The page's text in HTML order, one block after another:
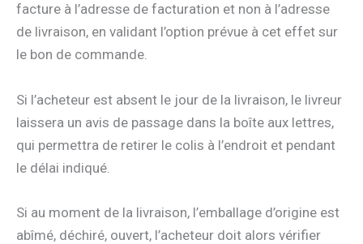
facture à l’adresse de facturation et non à l’adresse
de livraison, en validant l’option prévue à cet effet sur
le bon de commande.
Si l’acheteur est absent le jour de la livraison, le livreur
laissera un avis de passage dans la boîte aux lettres,
qui permettra de retirer le colis à l’endroit et pendant
le délai indiqué.
Si au moment de la livraison, l’emballage d’origine est
abîmé, déchiré, ouvert, l’acheteur doit alors vérifier